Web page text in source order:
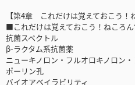
【第4章 これだけは覚えておこう！
■これだけは覚えておこう！ねころ
抗菌スペクトル
β-ラクタム系抗菌薬
ニューキノロン・フルオロキノロン
ポーリン孔
バイオアベイラビリティ